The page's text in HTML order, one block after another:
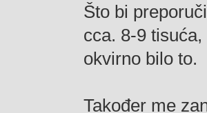
Što bi
cca. 8-9
okvirno bilo to.
Također me